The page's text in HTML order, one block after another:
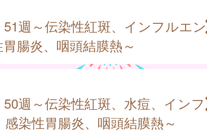
51週～伝染性紅斑、インフルエン
腸炎、咽頭結膜熱～
週～伝染性紅斑、水痘、インフ
染性胃腸炎、咽頭結膜熱～